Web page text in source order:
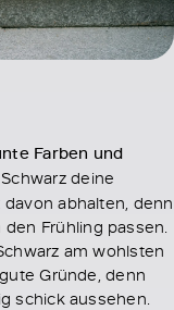
Farben und
deine
davon abhalten, denn
Frühling passen.
am wohlsten
Gründe, denn
schick aussehen.